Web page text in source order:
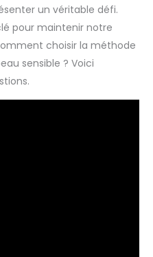
un véritable défi.
pour maintenir notre
choisir la méthode
sensible ? Voici